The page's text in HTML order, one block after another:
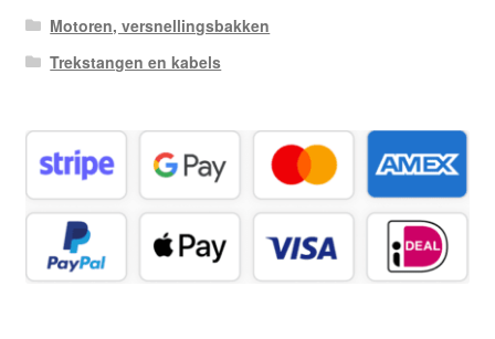
Motoren, versnellingsbakken
Trekstangen en kabels